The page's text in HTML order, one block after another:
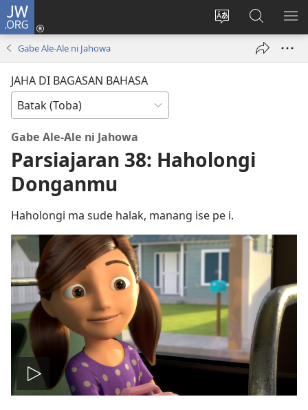
JW.ORG
Ganti
Log
Lului
di
JW.ORG
Gabe Ale-Ale ni Jahowa
JAHA DI BAGASAN BAHASA
Gabe Ale-Ale ni Jahowa
Parsiajaran 38: Haholongi
Donganmu
Haholongi ma sude halak, manang ise pe i.
Putar